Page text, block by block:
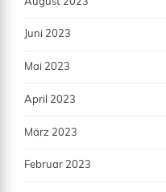
Juni 2023
Mai 2023
April 2023
März 2023
Februar 2023